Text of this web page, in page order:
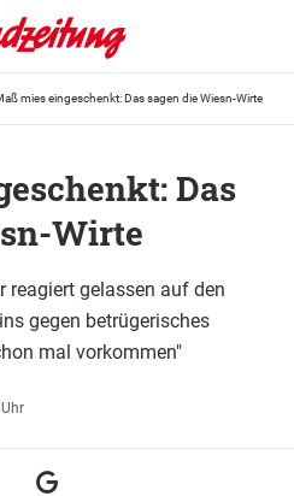
mies eingeschenkt: Das sagen die Wiesn-Wirte
Das
Wirte
reagiert gelassen auf den
gegen betrügerisches
mal vorkommen"